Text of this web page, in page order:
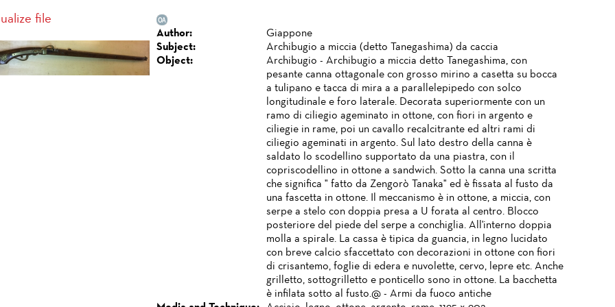
file
Author:
Giappone
Subject:
Archibugio a miccia (detto Tanegashima) da caccia
Object:
Archibugio - Archibugio a miccia detto Tanegashima, con
pesante canna ottagonale con grosso mirino a casetta su bocca
a tulipano e tacca di mira a a parallelepipedo con solco
longitudinale e foro laterale. Decorata superiormente con un
ramo di ciliegio ageminato in ottone, con fiori in argento e
ciliegie in rame, poi un cavallo recalcitrante ed altri rami di
ciliegio ageminati in argento. Sul lato destro della canna è
saldato lo scodellino supportato da una piastra, con il
copriscodellino in ottone a sandwich. Sotto la canna una scritta
che significa " fatto da Zengorò Tanaka" ed è fissata al fusto da
una fascetta in ottone. Il meccanismo è in ottone, a miccia, con
serpe a stelo con doppia presa a U forata al centro. Blocco
posteriore del piede del serpe a conchiglia. All'interno doppia
molla a spirale. La cassa è tipica da guancia, in legno lucidato
con breve calcio sfaccettato con decorazioni in ottone con fiori
di crisantemo, foglie di edera e nuvolette, cervo, lepre etc. Anche
grilletto, sottogrilletto e ponticello sono in ottone. La bacchetta
è infilata sotto al fusto.@ - Armi da fuoco antiche